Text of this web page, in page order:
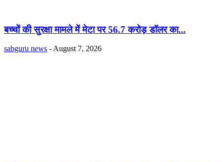
बच्चों की सुरक्षा मामले में मेटा पर 56.7 करोड़ डॉलर का...
sabguru news - August 7, 2026